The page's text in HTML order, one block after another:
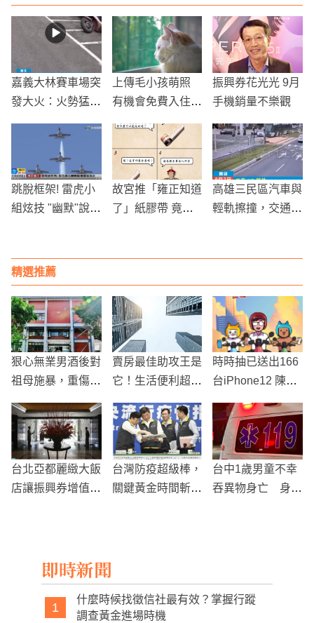
嘉義大林賽車場突
發大火：火勢猛
上傳毛小孩萌照
有機會免費入住桃
振興券花光光 9月
手機銷量不樂觀
跳脫框架! 雷虎小
組炫技 "幽默"說明
故宮推「雍正知道
了」紙膠帶 竟附
高雄三民區汽車與
輕軌擦撞，交通一
精選推薦
狠心無業男酒後對
祖母施暴，重傷不
賣房最佳助攻王是
它！生活便利超有
時時抽已送出166
台iPhone12 陳其
緊登錄
台北亞都麗緻大飯
店讓振興券增值1
台灣防疫超級棒，
關鍵黃金時間斬斷
台中1歲男童不幸
吞異物身亡 身體
即時新聞
1
什麼時候找徵信社最有效？掌握行蹤
調查黃金進場時機